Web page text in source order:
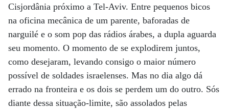
Cisjordânia próximo a Tel-Aviv. Entre pequenos bicos
na oficina mecânica de um parente, baforadas de
narguilé e o som pop das rádios árabes, a dupla aguarda
seu momento. O momento de se explodirem juntos,
como desejaram, levando consigo o maior número
possível de soldades israelenses. Mas no dia algo dá
errado na fronteira e os dois se perdem um do outro. Sós
diante dessa situação-limite, são assolados pelas